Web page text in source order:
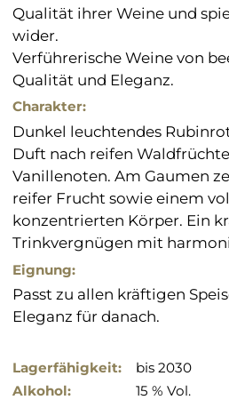
Qualität ihrer Weine und
wider.
Verführerische Weine von
Qualität und Eleganz.
Charakter:
Dunkel leuchtendes
Duft nach reifen
Vanillenoten. Am Gaumen
reifer Frucht sowie einem
konzentrierten Körper. Ein
Trinkvergnügen mit
Eignung:
Passt zu allen kräftigen
Eleganz für danach.
Lagerfähigkeit:
bis 2030
Alkohol:
15 % Vol.